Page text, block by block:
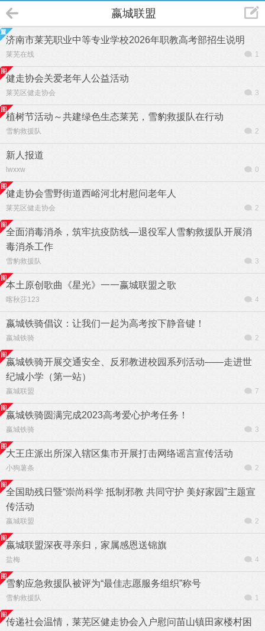
嬴城联盟
济南市莱芜职业中等专业学校2026年职教高考部招生说明
莱芜在线 1
健走协会关爱老年人公益活动
莱芜区健走协会 3
植树节活动～共建绿色生态莱芜，雪豹救援队在行动
雪豹救援队 2
新人报道
lwxxw 0
健走协会雪野街道西峪河北村慰问老年人
莱芜区健走协会 2
全面消毒消杀，筑牢抗疫防线—退役军人雪豹救援队开展消
毒消杀工作
雪豹救援队 3
本土原创歌曲《星光》一一嬴城联盟之歌
喀秋莎123 4
嬴城铁骑倡议：让我们一起为高考按下静音键！
嬴城铁骑 2
嬴城铁骑开展交通安全、反邪教进校园系列活动——走进世
纪城小学（第一站）
嬴城联盟 7
嬴城铁骑圆满完成2023高考爱心护考任务！
嬴城铁骑 3
大王庄派出所深入辖区集市开展打击网络谣言宣传活动
小狗薯条 2
全国助残日暨“崇尚科学 抵制邪教 共同守护 美好家园”主题宣
传活动
嬴城联盟 2
嬴城联盟深夜寻亲归，家属感恩送锦旗
盐梅 4
雪豹应急救援队被评为“最佳志愿服务组织”称号
雪豹救援队 1
传递社会温情，莱芜区健走协会入户慰问苗山镇田家楼村困